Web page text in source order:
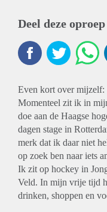
Deel deze
Even kort over mijzelf:
Momenteel zit ik in
doe aan de Haagse
dagen stage in
merk dat ik daar niet
op zoek ben naar iets
Ik zit op hockey in
Veld. In mijn vrije tijd
drinken, shoppen en